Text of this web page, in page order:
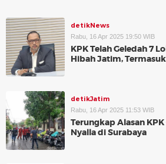
detikNews
Rabu, 16 Apr 2025 19:50 WIB
KPK Telah Geledah 7
Hibah Jatim,
detikJatim
Rabu, 16 Apr 2025 11:53 WIB
Terungkap Alasan
Nyalla di Surabaya